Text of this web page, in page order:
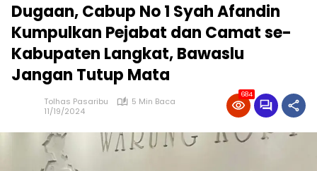
Dugaan, Cabup No 1 Syah Afandin
Kumpulkan Pejabat dan Camat se-
Kabupaten Langkat, Bawaslu
Jangan Tutup Mata
Tolhas Pasaribu
5 Min Baca
11/19/2024
684